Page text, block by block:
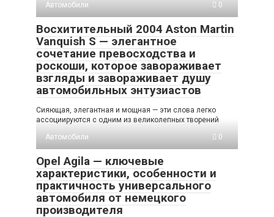
Автомобили
0
Восхитительный 2004 Aston Martin
Vanquish S — элегантное
сочетание превосходства и
роскоши, которое завораживает
взгляды и завораживает душу
автомобильных энтузиастов
Сияющая, элегантная и мощная — эти слова легко
ассоциируются с одним из великолепных творений
Автомобили
0
Opel Agila — ключевые
характеристики, особенности и
практичность универсального
автомобиля от немецкого
производителя